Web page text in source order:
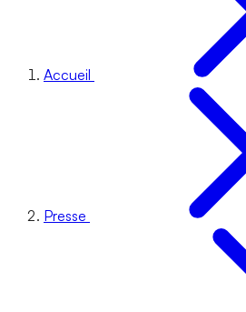
Accueil
Presse